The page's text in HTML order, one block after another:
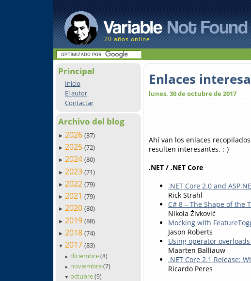
20 años online
Principal
Inicio
El autor
Contactar
Archivo del blog
► 2026 (37)
► 2025 (72)
► 2024 (80)
► 2023 (71)
► 2022 (79)
► 2021 (79)
► 2020 (80)
► 2019 (88)
► 2018 (74)
▼ 2017 (83)
► diciembre(8)
► noviembre(7)
▼ octubre(9)
Enlaces
lunes, 30 de octubre de 2017
Ahí van los enlaces
resulten interesantes. :-)
.NET / .NET Core
.NET Core 2.0 and
Rick Strahl
C# 8 – The Shape of the
Nikola Živković
Mocking with
Jason Roberts
Using operator
Maarten Balliauw
.NET Core 2.1 Release:
Ricardo Peres